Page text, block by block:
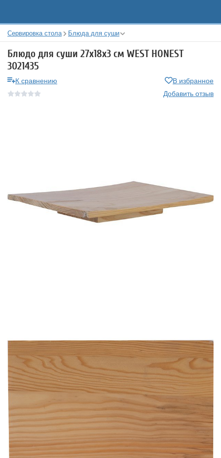
Сервировка стола Блюда для суши
Блюдо для суши 27x18x3 см WEST HONEST
3021435
К сравнению
В избранное
Добавить отзыв